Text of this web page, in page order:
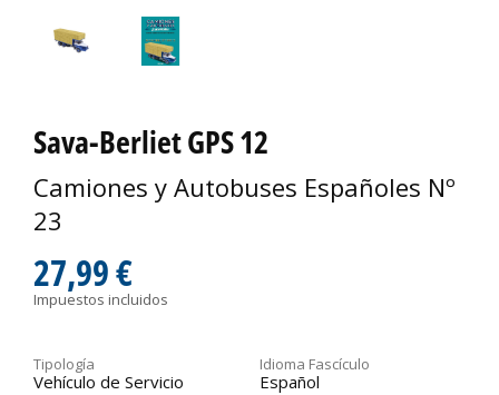
Sava-Berliet GPS 12
Camiones y Autobuses Españoles Nº
23
27,99 €
Impuestos incluidos
Tipología
Vehículo de Servicio
Idioma Fascículo
Español